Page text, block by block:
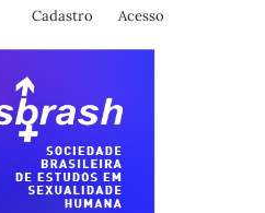
Cadastro Acesso